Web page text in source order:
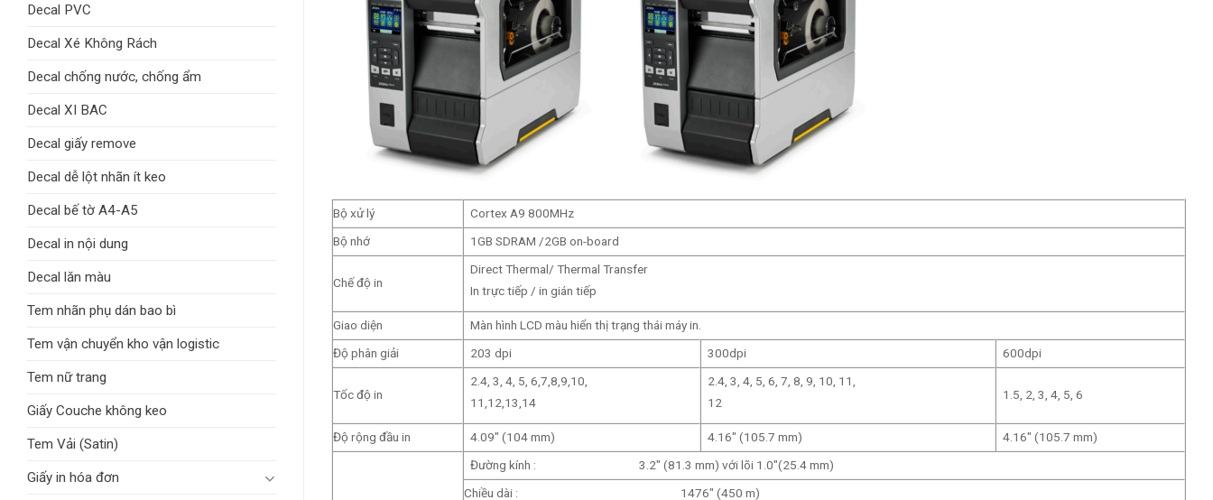
Decal PVC
Decal Xé Không Rách
Decal chống nước, chống ẩm
Decal XI BAC
Decal giấy remove
Decal dễ lột nhãn ít keo
Decal bế tờ A4-A5
Decal in nội dung
Decal lăn màu
Tem nhãn phụ dán bao bì
Tem vận chuyển kho vận logistic
Tem nữ trang
Giấy Couche không keo
Tem Vải (Satin)
Giấy in hóa đơn
Bộ xử lý
Cortex A9 800MHz
Bộ nhớ
1GB SDRAM /2GB on-board
Chế độ in
Direct Thermal/ Thermal Transfer
In trực tiếp / in gián tiếp
Giao diện
Màn hình LCD màu hiển thị trạng thái máy in.
Độ phân giải
203 dpi 300dpi 600dpi
Tốc độ in
2.4, 3, 4, 5, 6,7,8,9,10,
11,12,13,14
2.4, 3, 4, 5, 6, 7, 8, 9, 10, 11,
12
1.5, 2, 3, 4, 5, 6
Độ rộng đầu in 4.09″ (104 mm) 4.16″ (105.7 mm) 4.16″ (105.7 mm)
Đường kính : 3.2″ (81.3 mm) với lõi 1.0″(25.4 mm)
Chiều dài : 1476″ (450 m)